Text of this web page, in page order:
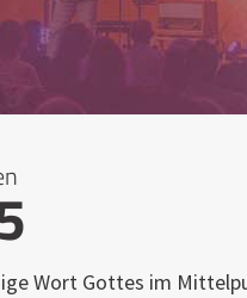
Wort Gottes im